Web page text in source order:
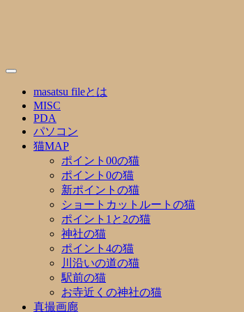
masatsu fileとは
MISC
PDA
パソコン
猫MAP
ポイント00の猫
ポイント0の猫
新ポイントの猫
ショートカットルートの猫
ポイント1と2の猫
神社の猫
ポイント4の猫
川沿いの道の猫
駅前の猫
お寺近くの神社の猫
真撮画廊